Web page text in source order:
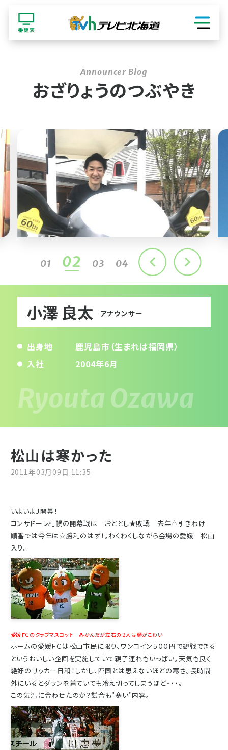
おざりょうのつぶやき
小澤 良太 アナウンサー
出身地
鹿児島市（生まれは福岡県）
入社
2004年6月
01 02 03 04
松山は寒かった
2011年03月09日 11:35
いよいよＪ開幕！
コンサドーレ札幌の開幕戦は おととし★敗戦 去年△引きわけ
順番では今年は☆勝利のはず！。わくわくしながら会場の愛媛 松山
入り。
愛媛ＦＣのクラブマスコット みかんだが左右の２人は顔がこわい
ホームの愛媛ＦＣは松山市民に限り、ワンコイン５００円で観戦できる
というおいしい企画を実施していて親子連れもいっぱい。天気も良く
絶好のサッカー日和！しかし、四国とは思えないほどの寒さ。長時間
外にいるとダウンを着ていても冷え切ってしまうほど・・・。
この気温に合わせたのか？試合も"寒い"内容。